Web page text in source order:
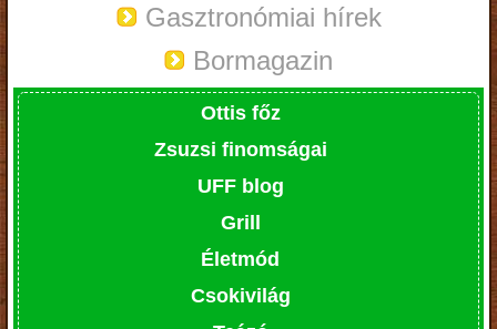
Gasztronómiai hírek
Bormagazin
Ottis főz
Zsuzsi finomságai
UFF blog
Grill
Életmód
Csokivilág